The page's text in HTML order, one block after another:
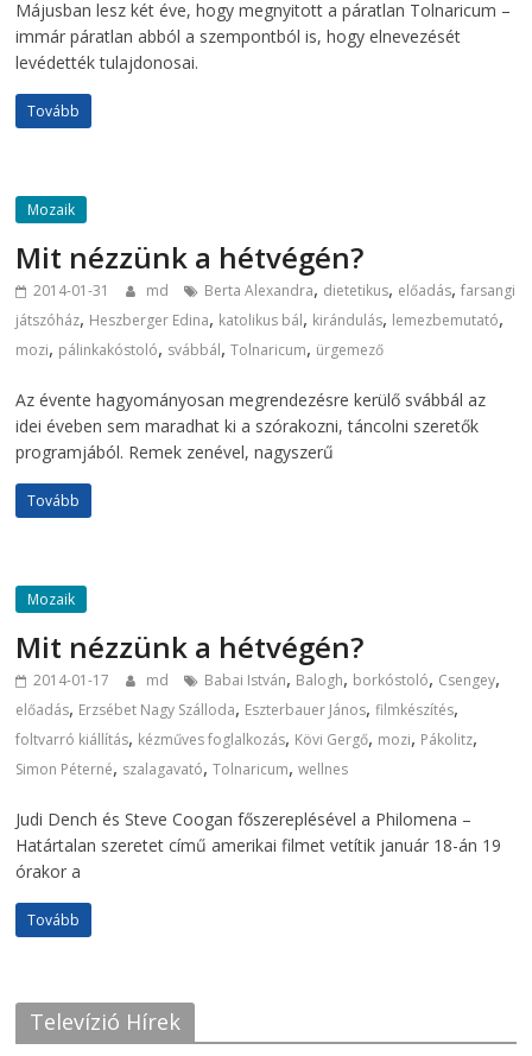
Májusban lesz két éve, hogy megnyitott a páratlan Tolnaricum –
immár páratlan abból a szempontból is, hogy elnevezését
levédették tulajdonosai.
Tovább
Mozaik
Mit nézzünk a hétvégén?
2014-01-31 md Berta Alexandra, dietetikus, előadás,farsangi
játszóház, Heszberger Edina, katolikus bál, kirándulás, lemezbemutató,
mozi, pálinkakóstoló, svábbál,Tolnaricum, ürgemező
Az évente hagyományosan megrendezésre kerülő svábbál az
idei éveben sem maradhat ki a szórakozni, táncolni szeretők
programjából. Remek zenével, nagyszerű
Tovább
Mozaik
Mit nézzünk a hétvégén?
2014-01-17 md Babai István, Balogh, borkóstoló, Csengey,
előadás, Erzsébet Nagy Szálloda, Eszterbauer János,filmkészítés,
foltvarró kiállítás, kézműves foglalkozás, Kövi Gergő, mozi, Pákolitz,
Simon Péterné, szalagavató,Tolnaricum,wellnes
Judi Dench és Steve Coogan főszereplésével a Philomena –
Határtalan szeretet című amerikai filmet vetítik január 18-án 19
órakor a
Tovább
Televízió Hírek